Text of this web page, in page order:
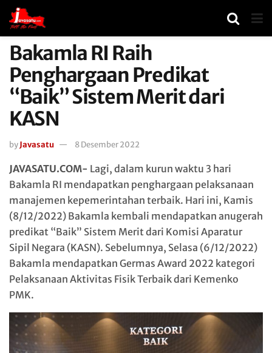
Bakamla RI Raih
Penghargaan Predikat
“Baik” Sistem Merit dari
KASN
byJavasatu 8 Desember 2022
JAVASATU.COM- Lagi, dalam kurun waktu 3 hari
Bakamla RI mendapatkan penghargaan pelaksanaan
manajemen kepemerintahan terbaik. Hari ini, Kamis
(8/12/2022) Bakamla kembali mendapatkan anugerah
predikat “Baik” Sistem Merit dari Komisi Aparatur
Sipil Negara (KASN). Sebelumnya, Selasa (6/12/2022)
Bakamla mendapatkan Germas Award 2022 kategori
Pelaksanaan Aktivitas Fisik Terbaik dari Kemenko
PMK.